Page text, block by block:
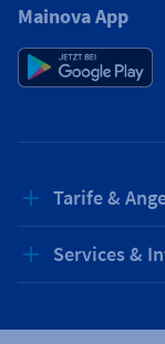
Mainova App
Tarife &
Strom für
Services &